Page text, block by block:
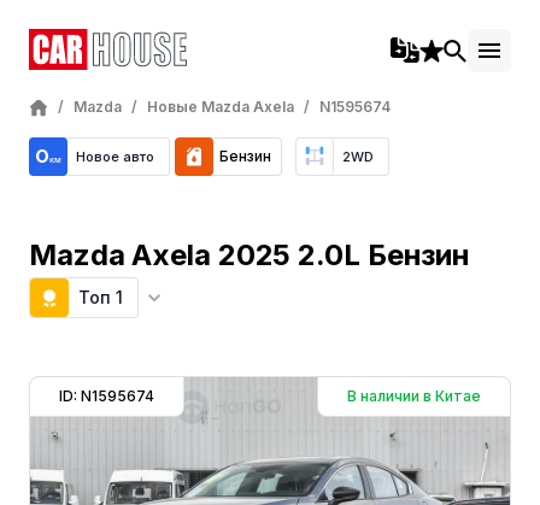
/ Mazda / Новые Mazda Axela / N1595674
Новое авто Бензин 2WD
Mazda Axela 2025 2.0L Бензин
Топ 1
ID: N1595674 В наличии в Китае